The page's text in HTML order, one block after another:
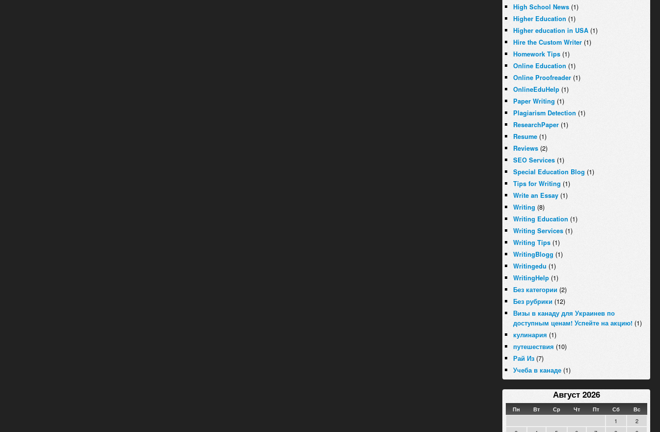
High School News (1)
Higher Education (1)
Higher education in USA (1)
Hire the Custom Writer (1)
Homework Tips (1)
Online Education (1)
Online Proofreader (1)
OnlineEduHelp (1)
Paper Writing (1)
Plagiarism Detection (1)
ResearchPaper (1)
Resume (1)
Reviews (2)
SEO Services (1)
Special Education Blog (1)
Tips for Writing (1)
Write an Essay (1)
Writing (8)
Writing Education (1)
Writing Services (1)
Writing Tips (1)
WritingBlogg (1)
Writingedu (1)
WritingHelp (1)
Без категории (2)
Без рубрики (12)
Визы в канаду для Украинев по
доступным ценам! Успейте на акцию! (1)
кулинария (1)
путешествия (10)
Рай Из (7)
Учеба в канаде (1)
Август 2026
Пн Вт Ср Чт Пт Сб
Вс
1
2